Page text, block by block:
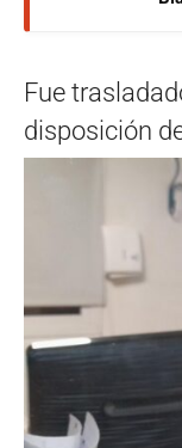
Fue
disposición